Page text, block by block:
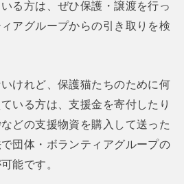
る方は、ぜひ保護・譲渡を行っ
アグループからの引き取りを検
けれど、保護猫たちのために何
いる方は、支援金を寄付したり
どの支援物資を購入して送った
団体・ボランティアグループの
能です。